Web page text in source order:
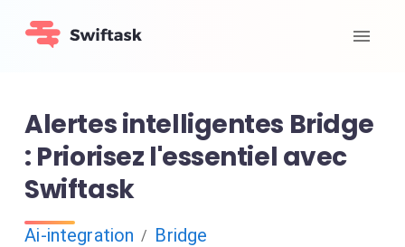
Alertes intelligentes Bridge
: Priorisez l'essentiel avec
Swiftask
Ai-integration / Bridge